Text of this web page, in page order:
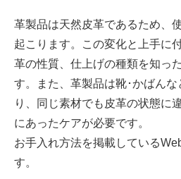
閲覧したアイテム
革製品は天然皮革であるため、
起こります。この変化と上手に
革の性質、仕上げの種類を知っ
す。また、革製品は靴･かばんな
り、同じ素材でも皮革の状態に
にあったケアが必要です。
お手入れ方法を掲載している
す。